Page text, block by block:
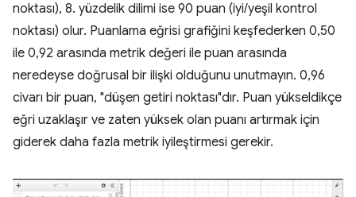
noktası), 8. yüzdelik dilimi ise 90 puan (iyi/yeşil kontrol
noktası) olur. Puanlama eğrisi grafiğini keşfederken 0,50
ile 0,92 arasında metrik değeri ile puan arasında
neredeyse doğrusal bir ilişki olduğunu unutmayın. 0,96
civarı bir puan, "düşen getiri noktası"dır. Puan yükseldikçe
eğri uzaklaşır ve zaten yüksek olan puanı artırmak için
giderek daha fazla metrik iyileştirmesi gerekir.